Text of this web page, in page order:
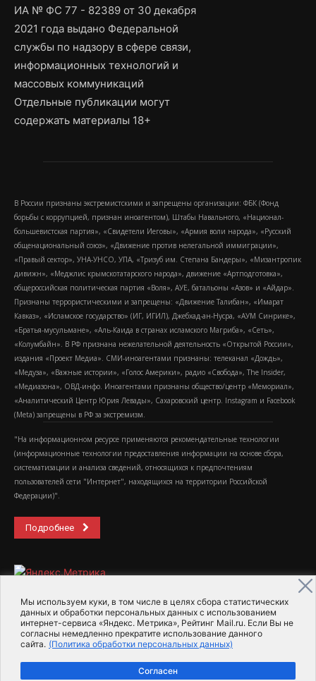
Мы используем куки, в том числе в целях сбора статистических
данных и обработки персональных данных с использованием
интернет-сервиса «Яндекс. Метрика», Рейтинг Mail.ru. Если Вы не
согласны немедленно прекратите использование данного
сайта. (Политика обработки персональных данных)
Согласен
ИА № ФС 77 - 82389 от 30 декабря
2021 года выдано Федеральной
службы по надзору в сфере связи,
информационных технологий и
массовых коммуникаций
Отдельные публикации могут
содержать материалы 18+
В России признаны экстремистскими и запрещены организации: ФБК (Фонд
борьбы с коррупцией, признан иноагентом), Штабы Навального, «Национал-
большевистская партия», «Свидетели Иеговы», «Армия воли народа», «Русский
общенациональный союз», «Движение против нелегальной иммиграции»,
«Правый сектор», УНА-УНСО, УПА, «Тризуб им. Степана Бандеры», «Мизантропик
дивижн», «Меджлис крымскотатарского народа», движение «Артподготовка»,
общероссийская политическая партия «Воля», АУЕ, батальоны «Азов» и «Айдар».
Признаны террористическими и запрещены: «Движение Талибан», «Имарат
Кавказ», «Исламское государство» (ИГ, ИГИЛ), Джебхад-ан-Нусра, «АУМ Синрике»,
«Братья-мусульмане», «Аль-Каида в странах исламского Магриба», «Сеть»,
«Колумбайн». В РФ признана нежелательной деятельность «Открытой России»,
издания «Проект Медиа». СМИ-иноагентами признаны: телеканал «Дождь»,
«Медуза», «Важные истории», «Голос Америки», радио «Свобода», The Insider,
«Медиазона», ОВД-инфо. Иноагентами признаны общество/центр «Мемориал»,
«Аналитический Центр Юрия Левады», Сахаровский центр. Instagram и Facebook
(Metа) запрещены в РФ за экстремизм.
"На информационном ресурсе применяются рекомендательные технологии
(информационные технологии предоставления информации на основе сбора,
систематизации и анализа сведений, относящихся к предпочтениям
пользователей сети "Интернет", находящихся на территории Российской
Федерации)".
Подробнее
2015-2026- Информационное агентство МедиаПоток
Для справки Об издании
Пользовательское соглашение
Политика обработки персональных данных